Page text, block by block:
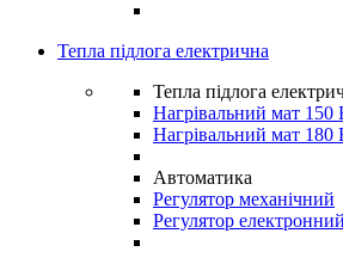
Тепла підлога електрична
Тепла підлога
Нагрівальний мат 150
Нагрівальний мат 180
Автоматика
Регулятор механічний
Регулятор електронний